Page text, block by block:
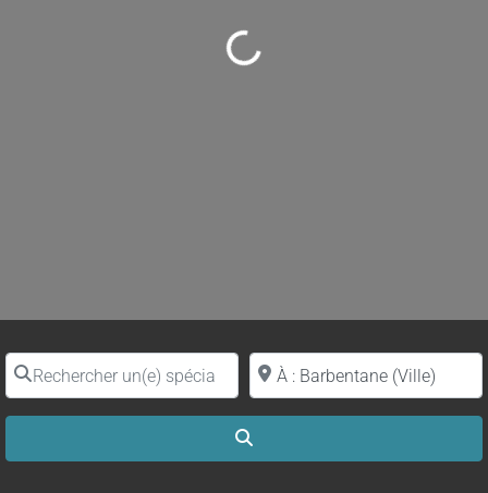
Loading...
Rechercher un(e) spécialiste par nomProche de (ville ou région)